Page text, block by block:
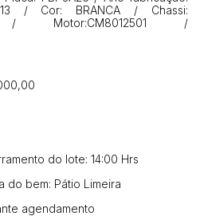
/ Cor: BRANCA / Chassi:
/ Motor:CM8012501 /
do lote: 14:00 Hrs
do bem: Pátio Limeira
agendamento
Usuário Valor
TIAGOFELIPE
TIAGOFELIPE
lances ou